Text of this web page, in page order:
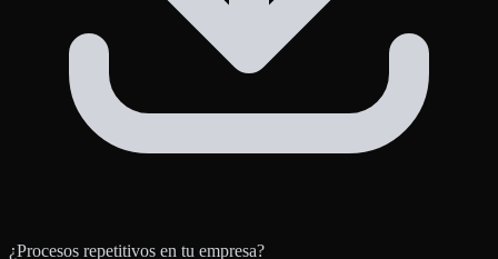
¿Procesos repetitivos en tu empresa?